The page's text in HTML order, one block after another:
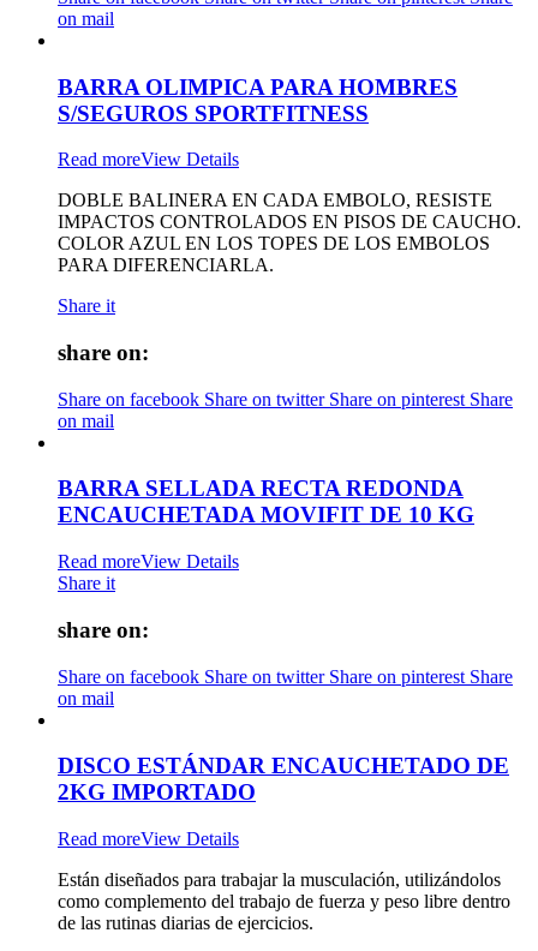
on mail
BARRA OLIMPICA PARA HOMBRES
S/SEGUROS SPORTFITNESS
Read moreView Details
DOBLE BALINERA EN CADA EMBOLO, RESISTE
IMPACTOS CONTROLADOS EN PISOS DE CAUCHO.
COLOR AZUL EN LOS TOPES DE LOS EMBOLOS
PARA DIFERENCIARLA.
Share it
share on:
Share on facebook Share on twitter Share on pinterest Share
on mail
BARRA SELLADA RECTA REDONDA
ENCAUCHETADA MOVIFIT DE 10 KG
Read moreView Details
Share it
share on:
Share on facebook Share on twitter Share on pinterest Share
on mail
DISCO ESTÁNDAR ENCAUCHETADO DE
2KG IMPORTADO
Read moreView Details
Están diseñados para trabajar la musculación, utilizándolos
como complemento del trabajo de fuerza y peso libre dentro
de las rutinas diarias de ejercicios.